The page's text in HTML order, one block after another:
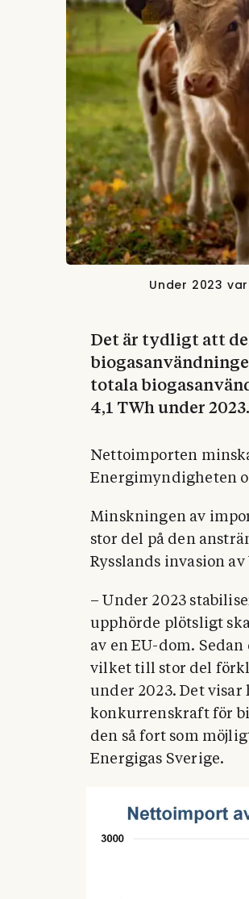
Under 2023
Det är tydligt att
totala
4,1 TWh under 2023.
Nettoimporten
Energimyndigheten
Minskningen av
stor del på den
Rysslands invasion
– Under 2023
upphörde plötsligt
av en EU-dom.
vilket till stor del
under 2023. Det
konkurrenskraft för
den så fort som
Energigas Sverige.